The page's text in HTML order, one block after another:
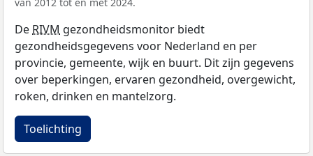
De RIVM gezondheidsmonitor biedt
gezondheidsgegevens voor Nederland en per
provincie, gemeente, wijk en buurt. Dit zijn gegevens
over beperkingen, ervaren gezondheid, overgewicht,
roken, drinken en mantelzorg.
Toelichting